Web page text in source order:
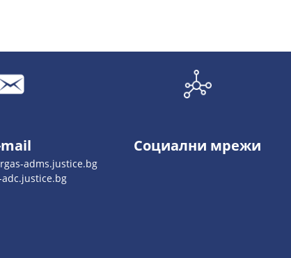
mail
adms.justice.bg
adc.justice.bg
Социални мрежи